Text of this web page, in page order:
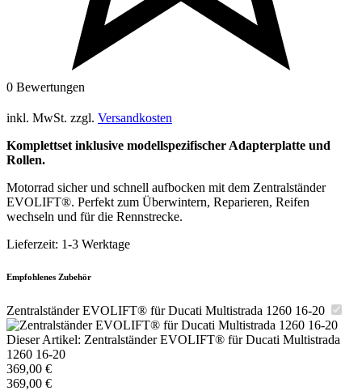
0 Bewertungen
inkl. MwSt. zzgl. Versandkosten
Komplettset inklusive modellspezifischer Adapterplatte und
Rollen.
Motorrad sicher und schnell aufbocken mit dem Zentralständer
EVOLIFT®. Perfekt zum Überwintern, Reparieren, Reifen
wechseln und für die Rennstrecke.
Lieferzeit: 1-3 Werktage
Empfohlenes Zubehör
Zentralständer EVOLIFT® für Ducati Multistrada 1260 16-20
Dieser Artikel: Zentralständer EVOLIFT® für Ducati Multistrada
1260 16-20
369,00 €
369,00 €